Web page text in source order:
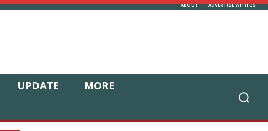
ABOUT ADVERTISE WITH US
UPDATE
MORE